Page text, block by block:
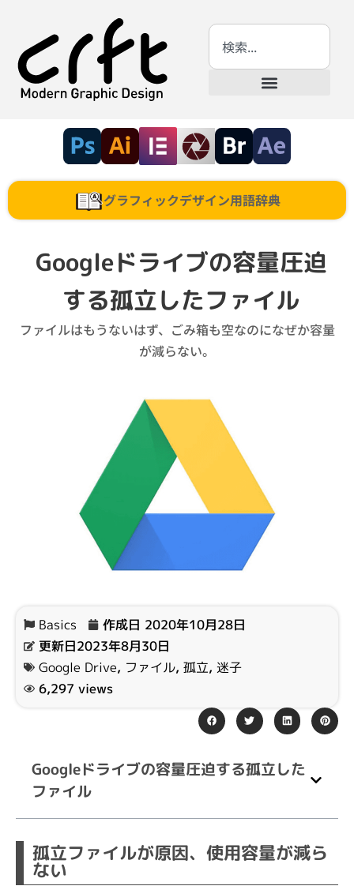
グラフィックデザイン用語辞典
Googleドライブの容量圧迫
する孤立したファイル
ファイルはもうないはず、ごみ箱も空なのになぜか容量
が減らない。
Basics 作成日 2020年10月28日
更新日2023年8月30日
Google Drive, ファイル, 孤立, 迷子
6,297 views
Googleドライブの容量圧迫する孤立した
ファイル
孤立ファイルが原因、使用容量が減ら
ない